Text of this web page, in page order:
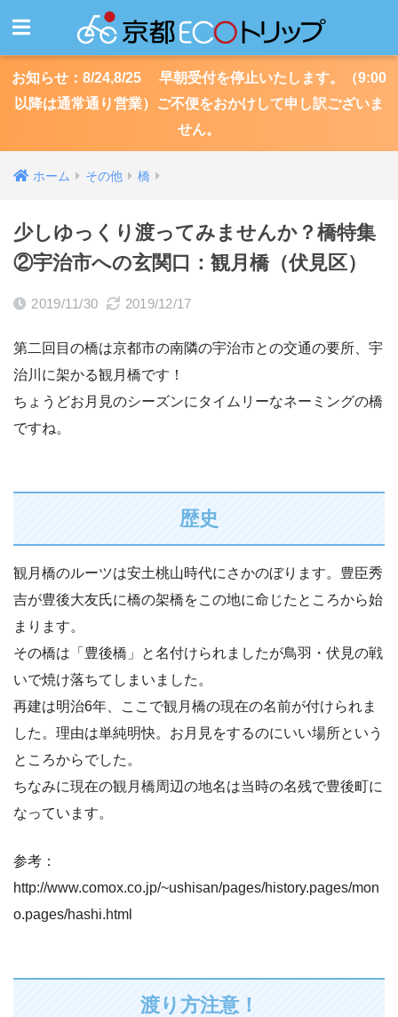
お知らせ：8/24,8/25 早朝受付を停止いたします。（9:00
以降は通常通り営業）ご不便をおかけして申し訳ございま
せん。
ホーム その他 橋
少しゆっくり渡ってみませんか？橋特集
②宇治市への玄関口：観月橋（伏見区）
2019/11/30 2019/12/17
第二回目の橋は京都市の南隣の宇治市との交通の要所、宇
治川に架かる観月橋です！
ちょうどお月見のシーズンにタイムリーなネーミングの橋
ですね。
歴史
観月橋のルーツは安土桃山時代にさかのぼります。豊臣秀
吉が豊後大友氏に橋の架橋をこの地に命じたところから始
まります。
その橋は「豊後橋」と名付けられましたが鳥羽・伏見の戦
いで焼け落ちてしまいました。
再建は明治6年、ここで観月橋の現在の名前が付けられま
した。理由は単純明快。お月見をするのにいい場所という
ところからでした。
ちなみに現在の観月橋周辺の地名は当時の名残で豊後町に
なっています。
参考：
http://www.comox.co.jp/~ushisan/pages/history.pages/mon
o.pages/hashi.html
渡り方注意！